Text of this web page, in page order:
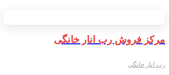
مرکز فروش رب انار خانگی
رب انار خانگی